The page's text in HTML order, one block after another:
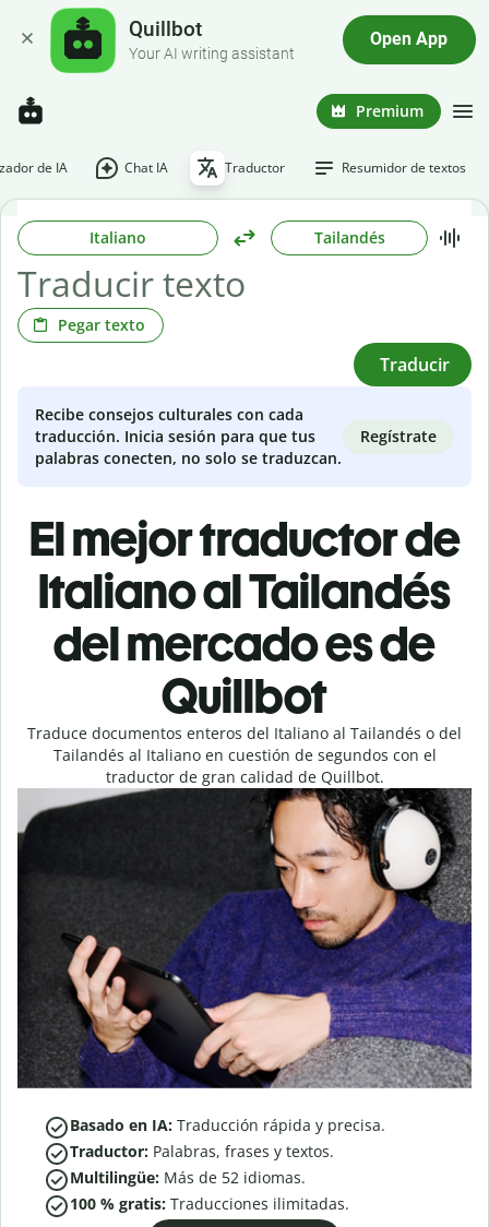
Quillbot
Your AI writing assistant
Open App
Premium
de IA Chat IA Traductor Resumidor de textos
Italiano Tailandés
Pegar texto
Traducir
Recibe consejos culturales con cada
traducción. Inicia sesión para que tus
palabras conecten, no solo se traduzcan.
Regístrate
El mejor traductor de
Italiano al Tailandés
del mercado es de
Quillbot
Traduce documentos enteros del Italiano al Tailandés o del
Tailandés al Italiano en cuestión de segundos con el
traductor de gran calidad de Quillbot.
Basado en IA: Traducción rápida y precisa.
Traductor: Palabras, frases y textos.
Multilingüe: Más de 52 idiomas.
100 % gratis: Traducciones ilimitadas.